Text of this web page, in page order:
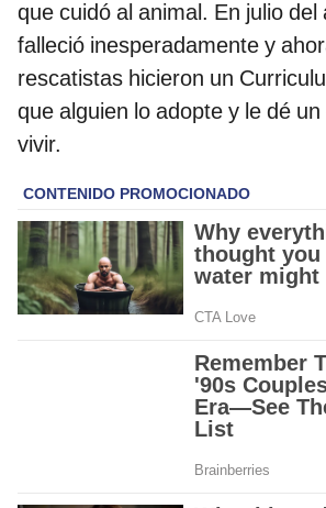
que cuidó al animal. En julio del
falleció inesperadamente y
rescatistas hicieron un
que alguien lo adopte y le dé
vivir.